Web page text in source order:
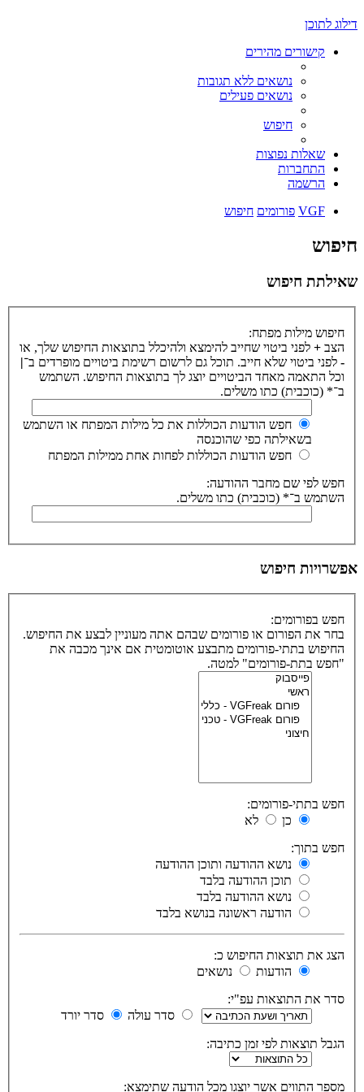
דילוג לתוכן
קישורים מהירים
נושאים ללא תגובות
נושאים פעילים
חיפוש
שאלות נפוצות
התחברות
הרשמה
VGF פורומים חיפוש
חיפוש
שאילתת חיפוש
חיפוש מילות מפתח:
הצב + לפני ביטוי שחייב להימצא ולהיכלל בתוצאות החיפוש שלך, או
- לפני ביטוי שלא חייב. תוכל גם לרשום רשימת ביטויים מופרדים ב־|
וכל התאמה מאחד הביטויים יוצג לך בתוצאות החיפוש. השתמש
ב־* (כוכבית) כתו משלים.
חפש הודעות הכוללות את כל מילות המפתח או השתמש
בשאילתה כפי שהוכנסה
חפש הודעות הכוללות לפחות אחת ממילות המפתח
חפש לפי שם מחבר ההודעה:
השתמש ב־* (כוכבית) כתו משלים.
אפשרויות חיפוש
חפש בפורומים:
בחר את הפורום או פורומים שבהם אתה מעוניין לבצע את החיפוש.
החיפוש בתתי-פורומים מתבצע אוטומטית אם אינך מכבה את
"חפש בתת-פורומים" למטה.
חפש בתתי-פורומים:
כן
לא
חפש בתוך:
נושא ההודעה ותוכן ההודעה
תוכן ההודעה בלבד
נושא ההודעה בלבד
הודעה ראשונה בנושא בלבד
הצג את תוצאות החיפוש כ:
הודעות
נושאים
סדר את התוצאות עפ"י:
סדר עולה
סדר יורד
הגבל תוצאות לפי זמן כתיבה:
מספר התווים אשר יוצגו מכל הודעה שתימצא: